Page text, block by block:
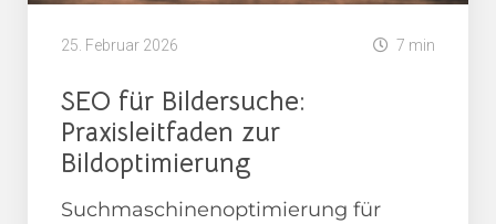
25. Februar 2026 7 min
SEO für Bildersuche:
Praxisleitfaden zur
Bildoptimierung
Suchmaschinenoptimierung für